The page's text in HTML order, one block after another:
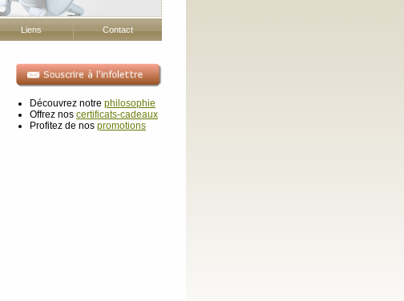
Liens Contact
Découvrez notre philosophie
Offrez nos certificats-cadeaux
Profitez de nos promotions